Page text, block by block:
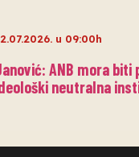
u 09:00h
ANB mora biti
neutralna